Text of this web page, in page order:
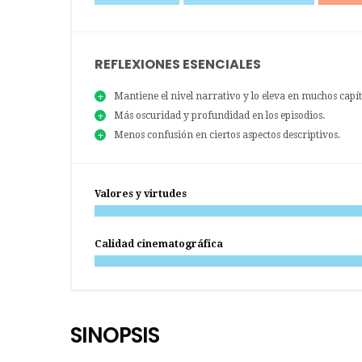
REFLEXIONES ESENCIALES
Mantiene el nivel narrativo y lo eleva en muchos
Más oscuridad y profundidad en los episodios.
Menos confusión en ciertos aspectos descriptivos.
Valores y virtudes
Calidad cinematográfica
SINOPSIS